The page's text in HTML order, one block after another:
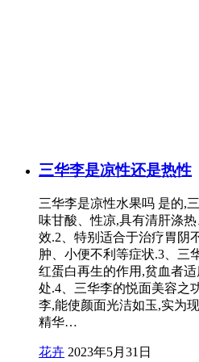
三华李是凉性还是热性
三华李是凉性水果吗 是的,
味甘酸、性凉,具有清肝涤
效.2、特别适合于治疗胃阴
肿、小便不利等症状.3、三
红蛋白再生的作用,贫血者
处.4、三华李的悦面美容之
李,能使颜面光洁如玉,实为
精华…
花卉 2023年5月31日